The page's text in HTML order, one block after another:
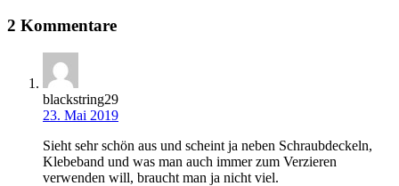
2 Kommentare
blackstring29
23. Mai 2019
Sieht sehr schön aus und scheint ja neben Schraubdeckeln,
Klebeband und was man auch immer zum Verzieren
verwenden will, braucht man ja nicht viel.